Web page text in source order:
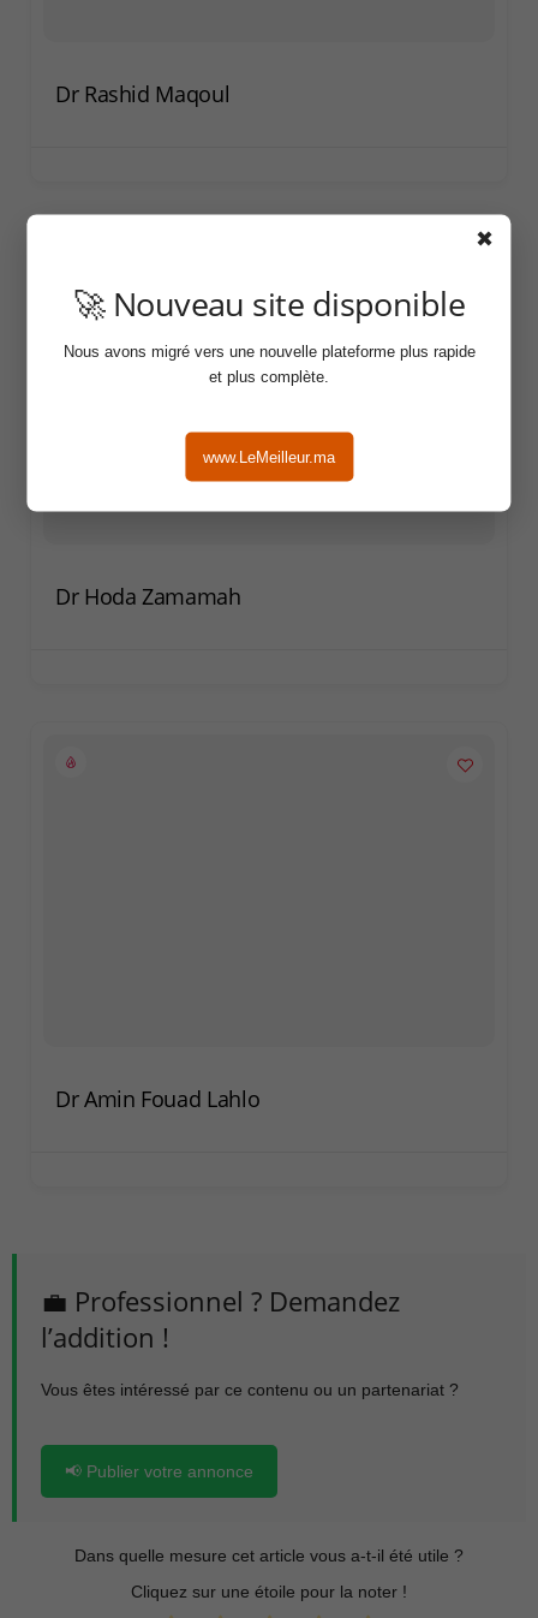
✖
🚀 Nouveau site disponible
Nous avons migré vers une nouvelle plateforme plus rapide
et plus complète.
www.LeMeilleur.ma
Dr Rashid Maqoul
Dr Hoda Zamamah
Dr Amin Fouad Lahlo
💼 Professionnel ? Demandez
l’addition !
Vous êtes intéressé par ce contenu ou un partenariat ?
📢 Publier votre annonce
Dans quelle mesure cet article vous a-t-il été utile ?
Cliquez sur une étoile pour la noter !